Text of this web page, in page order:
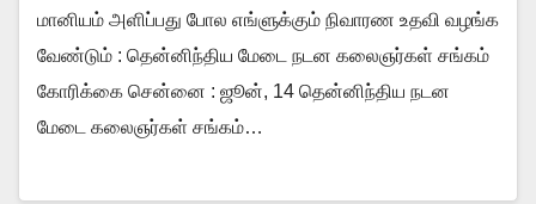
மானியம் அளிப்பது போல எங்ளுக்கும் நிவாரண உதவி வழங்க
வேண்டும் : தென்னிந்திய மேடை நடன கலைஞர்கள் சங்கம்
கோரிக்கை சென்னை : ஜூன், 14 தென்னிந்திய நடன
மேடை கலைஞர்கள் சங்கம்…